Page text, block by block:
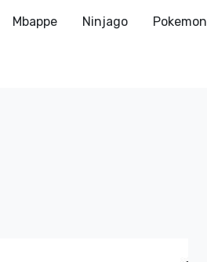
Mbappe Ninjago Pokemon